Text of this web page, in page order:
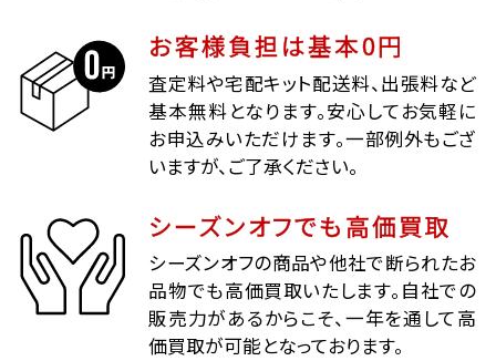
お客様負担は基本0円
査定料や宅配キット配送料、出張料など
基本無料となります。安心してお気軽に
お申込みいただけます。一部例外もござ
いますが、ご了承ください。
シーズンオフでも高価買取
シーズンオフの商品や他社で断られたお
品物でも高価買取いたします。自社での
販売力があるからこそ、一年を通して高
価買取が可能となっております。